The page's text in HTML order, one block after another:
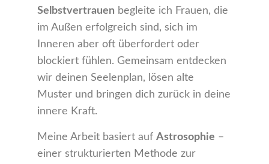
Selbstvertrauen begleite ich Frauen, die
im Außen erfolgreich sind, sich im
Inneren aber oft überfordert oder
blockiert fühlen. Gemeinsam entdecken
wir deinen Seelenplan, lösen alte
Muster und bringen dich zurück in deine
innere Kraft.
Meine Arbeit basiert aufAstrosophie –
einer strukturierten Methode zur